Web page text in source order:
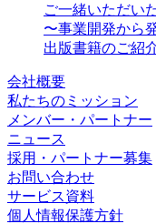
ご一緒いただい
〜事業開発から
出版書籍のご紹
会社概要
私たちのミッション
メンバー・パートナー
ニュース
採用・パートナー募集
お問い合わせ
サービス資料
個人情報保護方針